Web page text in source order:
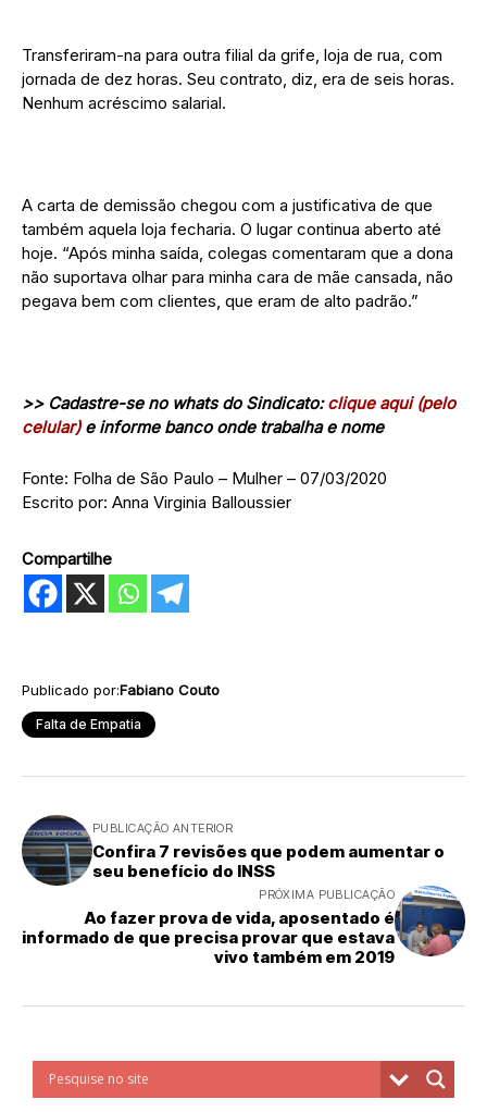
Transferiram-na para outra filial da grife, loja de rua, com
jornada de dez horas. Seu contrato, diz, era de seis horas.
Nenhum acréscimo salarial.
A carta de demissão chegou com a justificativa de que
também aquela loja fecharia. O lugar continua aberto até
hoje. “Após minha saída, colegas comentaram que a dona
não suportava olhar para minha cara de mãe cansada, não
pegava bem com clientes, que eram de alto padrão.”
>> Cadastre-se no whats do Sindicato:clique aqui (pelo
celular)e informe banco onde trabalha e nome
Fonte: Folha de São Paulo – Mulher – 07/03/2020
Escrito por: Anna Virginia Balloussier
Compartilhe
Publicado por:Fabiano Couto
Falta de Empatia
PUBLICAÇÃO ANTERIOR
Confira 7 revisões que podem aumentar o
seu benefício do INSS
PRÓXIMA PUBLICAÇÃO
Ao fazer prova de vida, aposentado é
informado de que precisa provar que estava
vivo também em 2019